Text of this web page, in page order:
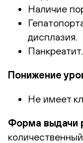
Наличие
дисплазия.
Панкреатит.
Понижение
Не имеет
Форма выдачи
количественный